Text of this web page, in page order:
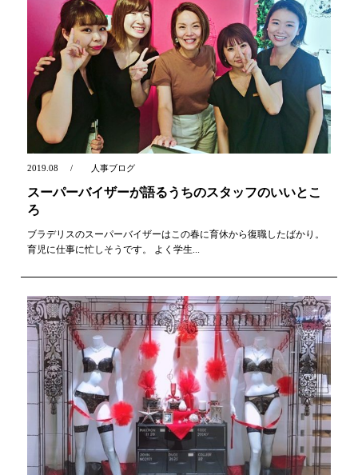
2019.08 人事ブログ
スーパーバイザーが語るうちのスタッフのいいとこ
ろ
ブラデリスのスーパーバイザーはこの春に育休から復職したばかり。
育児に仕事に忙しそうです。 よく学生...